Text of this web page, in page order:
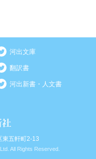
河出文庫
翻訳書
河出新書・人文書
五軒町2-13
All Rights Reserved.